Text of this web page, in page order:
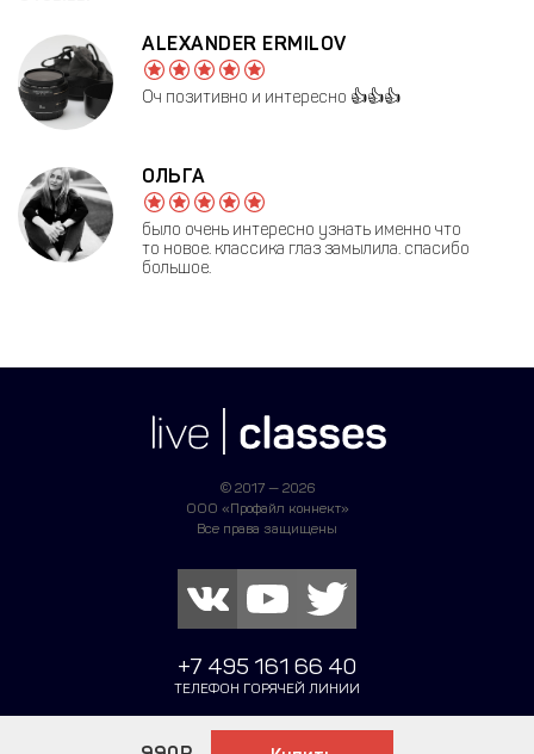
ALEXANDER ERMILOV
Оч позитивно и интересно 👍👍👍
ОЛЬГА
было очень интересно узнать именно что
то новое. классика глаз замылила. спасибо
большое.
© 2017 — 2026
ООО «Профайл коннект»
Все права защищены
+7 495 161 66 40
ТЕЛЕФОН ГОРЯЧЕЙ ЛИНИИ
Написать в поддержку